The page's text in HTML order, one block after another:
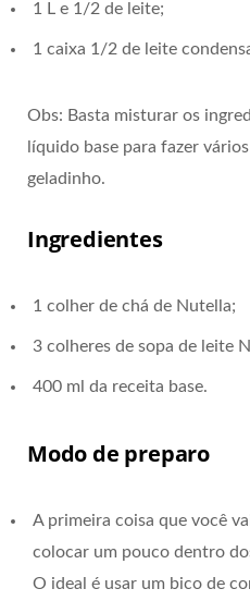
1 L e 1/2 de leite;
1 caixa 1/2 de leite
Obs: Basta misturar os
líquido base para fazer
geladinho.
Ingredientes
1 colher de chá de Nutella;
3 colheres de sopa de leite
400 ml da receita base.
Modo de preparo
A primeira coisa que você
colocar um pouco dentro
O ideal é usar um bico de